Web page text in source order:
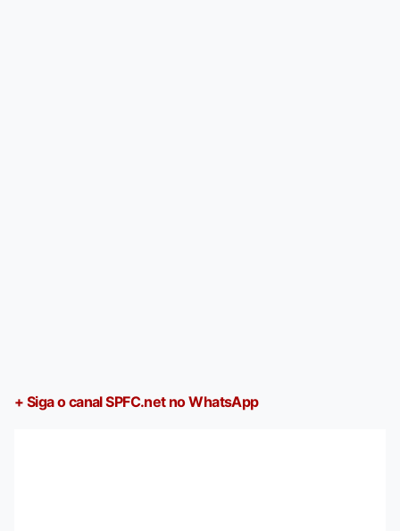
+ Siga o canal SPFC.net no WhatsApp